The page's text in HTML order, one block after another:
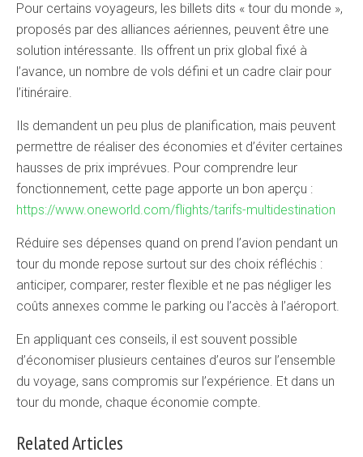
Pour certains voyageurs, les billets dits « tour du monde »,
proposés par des alliances aériennes, peuvent être une
solution intéressante. Ils offrent un prix global fixé à
l’avance, un nombre de vols défini et un cadre clair pour
l’itinéraire.
Ils demandent un peu plus de planification, mais peuvent
permettre de réaliser des économies et d’éviter certaines
hausses de prix imprévues. Pour comprendre leur
fonctionnement, cette page apporte un bon aperçu :
https://www.oneworld.com/flights/tarifs-multidestination
Réduire ses dépenses quand on prend l’avion pendant un
tour du monde repose surtout sur des choix réfléchis :
anticiper, comparer, rester flexible et ne pas négliger les
coûts annexes comme le parking ou l’accès à l’aéroport.
En appliquant ces conseils, il est souvent possible
d’économiser plusieurs centaines d’euros sur l’ensemble
du voyage, sans compromis sur l’expérience. Et dans un
tour du monde, chaque économie compte.
Related Articles